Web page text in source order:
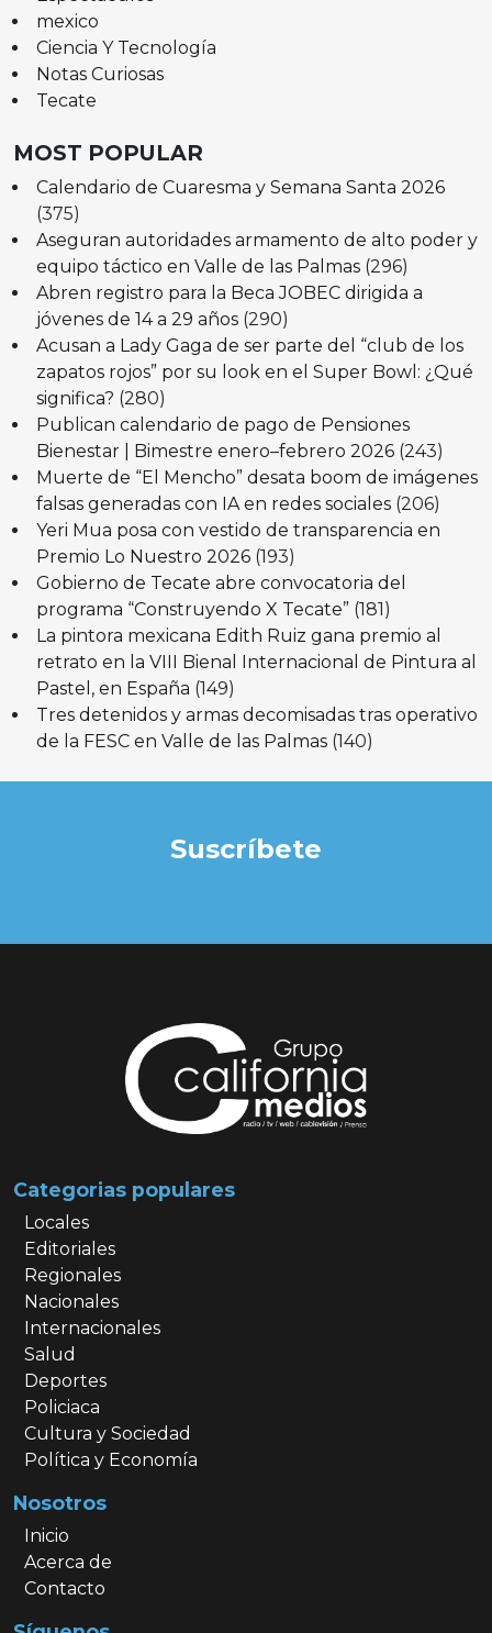
mexico
Ciencia Y Tecnología
Notas Curiosas
Tecate
MOST POPULAR
Calendario de Cuaresma y Semana Santa 2026
(375)
Aseguran autoridades armamento de alto poder y
equipo táctico en Valle de las Palmas (296)
Abren registro para la Beca JOBEC dirigida a
jóvenes de 14 a 29 años (290)
Acusan a Lady Gaga de ser parte del “club de los
zapatos rojos” por su look en el Super Bowl: ¿Qué
significa? (280)
Publican calendario de pago de Pensiones
Bienestar | Bimestre enero–febrero 2026 (243)
Muerte de “El Mencho” desata boom de imágenes
falsas generadas con IA en redes sociales (206)
Yeri Mua posa con vestido de transparencia en
Premio Lo Nuestro 2026 (193)
Gobierno de Tecate abre convocatoria del
programa “Construyendo X Tecate” (181)
La pintora mexicana Edith Ruiz gana premio al
retrato en la VIII Bienal Internacional de Pintura al
Pastel, en España (149)
Tres detenidos y armas decomisadas tras operativo
de la FESC en Valle de las Palmas (140)
Suscríbete
Categorias populares
Locales
Editoriales
Regionales
Nacionales
Internacionales
Salud
Deportes
Policiaca
Cultura y Sociedad
Política y Economía
Nosotros
Inicio
Acerca de
Contacto